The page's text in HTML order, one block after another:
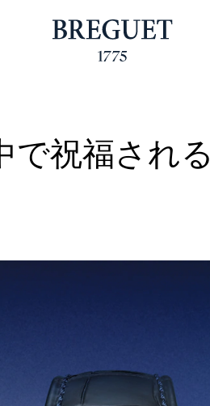
で祝福される